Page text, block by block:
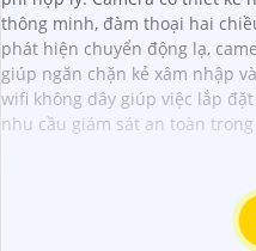
thông minh, đàm thoại hai
phát hiện chuyển động lạ,
giúp ngăn chặn kẻ xâm nhập
wifi không dây giúp việc lắp
nhu cầu giám sát an toàn